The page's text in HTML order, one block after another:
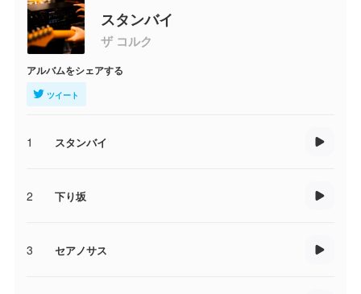
スタンバイ
ザ コルク
アルバムをシェアする
ツイート
1 スタンバイ
2 下り坂
3 セアノサス